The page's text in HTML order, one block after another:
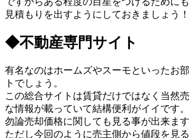
見積もりを出すようにしておきましょう！
◆不動産専門サイト
有名なのはホームズやスーモといったお
トでしょう。
この総合サイトは賃貸だけではなく当然
な情報が載っていて結構便利がイイです。
勿論売却価格に関しても見る事が出来ます
ただし今回のように売主側から値段を見